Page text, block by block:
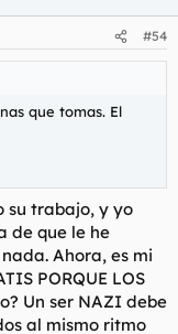
#54
que tomas. El
su trabajo, y yo
de que le he
Ahora, es mi
PORQUE LOS
Un ser NAZI debe
al mismo ritmo